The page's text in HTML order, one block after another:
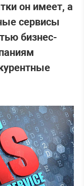
он имеет, а
сервисы
бизнес-